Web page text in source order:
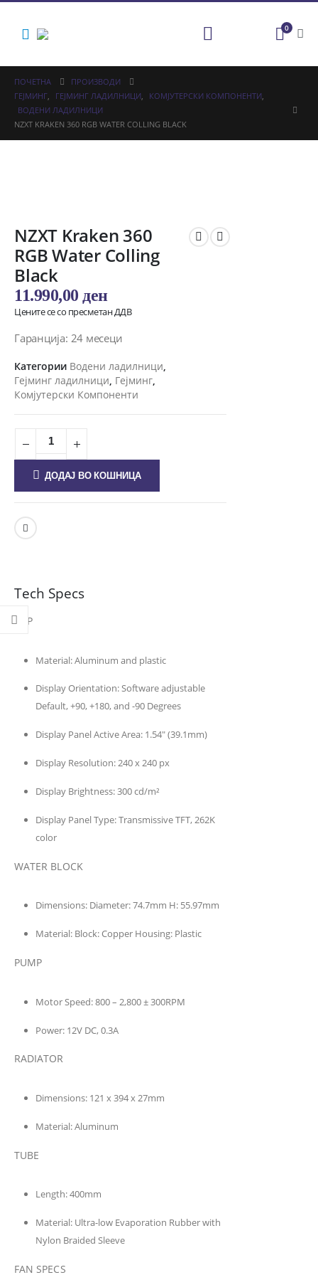
0
ПОЧЕТНА
ПРОИЗВОДИ
ГЕЈМИНГ, ГЕЈМИНГ ЛАДИЛНИЦИ, КОМЈУТЕРСКИ КОМПОНЕНТИ,
ВОДЕНИ ЛАДИЛНИЦИ
NZXT KRAKEN 360 RGB WATER COLLING BLACK
NZXT Kraken 360
RGB Water Colling
Black
11.990,00 ден
Цените се со пресметан ДДВ
Гаранција: 24 месеци
Категории Водени ладилници,
Гејминг ладилници, Гејминг,
Комјутерски Компоненти
ДОДАЈ ВО КОШНИЦА
Tech Specs
CAP
Material: Aluminum and plastic
Display Orientation: Software adjustable
Default, +90, +180, and -90 Degrees
Display Panel Active Area: 1.54″ (39.1mm)
Display Resolution: 240 x 240 px
Display Brightness: 300 cd/m²
Display Panel Type: Transmissive TFT, 262K
color
WATER BLOCK
Dimensions: Diameter: 74.7mm H: 55.97mm
Material: Block: Copper Housing: Plastic
PUMP
Motor Speed: 800 – 2,800 ± 300RPM
Power: 12V DC, 0.3A
RADIATOR
Dimensions: 121 x 394 x 27mm
Material: Aluminum
TUBE
Length: 400mm
Material: Ultra-low Evaporation Rubber with
Nylon Braided Sleeve
FAN SPECS